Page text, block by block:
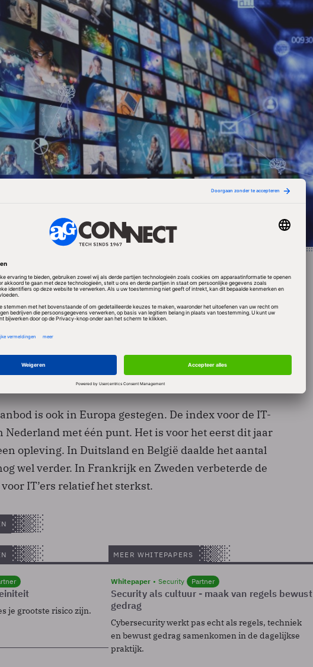
steeds 50 procent lager uitvalt dan in 2008, zijn de
maand opvallend en hoopgevend. Gezien de
in de afgelopen maanden, lijkt het erop dat we het
hebben gelaten”, aldus Diana Krieger, Managing
is ook in Europa gestegen. De index voor de IT-
Nederland met één punt. Het is voor het eerst dit jaar
opleving. In Duitsland en België daalde het aantal
wel verder. In Frankrijk en Zweden verbeterde de
IT’ers relatief het sterkst.
je grootste risico zijn.
MEER WHITEPAPERS
Whitepaper Security Partner
Security als cultuur - maak van regels bewust
gedrag
Cybersecurity werkt pas echt als regels, techniek
en bewust gedrag samenkomen in de dagelijkse
praktijk.